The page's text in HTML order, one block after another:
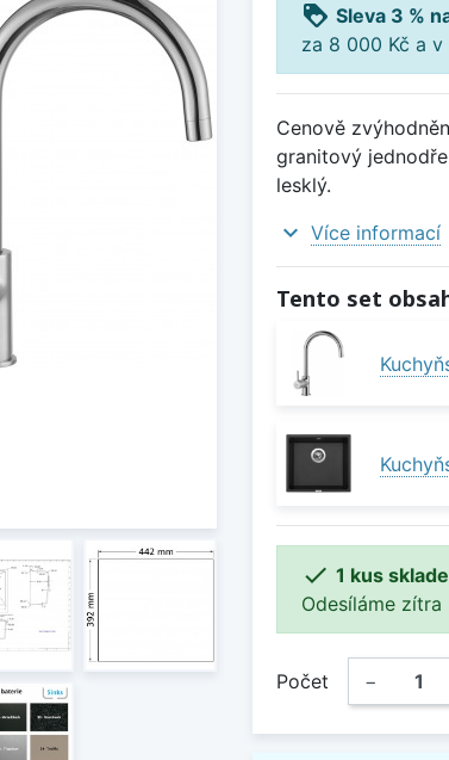
loyalty Sleva 3 %
za 8 000 Kč a
Cenově
granitový
lesklý.
expand_more Více informací
Tento set
 1 kus
Odesíláme zítra
Počet −